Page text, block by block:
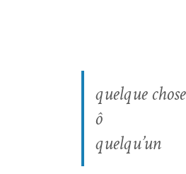
quelque chose
ô
quelqu’un